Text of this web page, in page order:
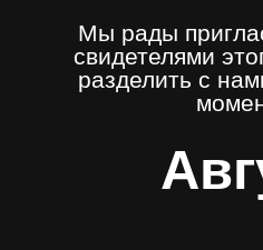
Мы рады
свидетелями
разделить с